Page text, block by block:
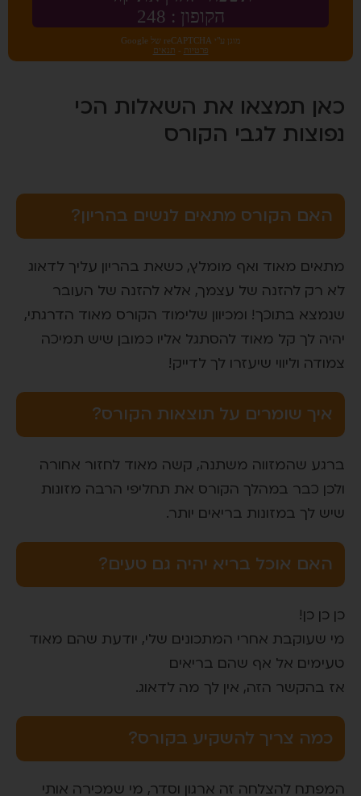
כאן תמצאו את השאלות הכי
נפוצות לגבי הקורס
האם הקורס מתאים לנשים בהריון?
מתאים מאוד ואף מומלץ, כשאת בהריון עליך לדאוג
לא רק להזנה של עצמך, אלא להזנה של העובר
שנמצא בתוכך! ומכיוון שלימוד הקורס מאוד הדרגתי,
יהיה לך קל מאוד להסתגל אליו כמובן שיש תמיכה
צמודה וליווי שיעזרו לך לדייק!
איך שומרים על תוצאות הקורס?
ברגע שהמזווה משתנה, קשה מאוד לחזור אחורה
ולכן כבר במהלך הקורס את תחליפי הרבה מזונות
שיש לך במזונות בריאים יותר.
האם אוכל בריא יהיה גם טעים?
כן כן כן!
מי שעוקבת אחרי המתכונים שלי, יודעת שהם מאוד
טעימים אל אף שהם בריאים
אז בהקשר הזה, אין לך מה לדאוג.
כמה צריך להשקיע בקורס?
המפתח להצלחה זה ארגון וסדר, מי שמכירה אותי